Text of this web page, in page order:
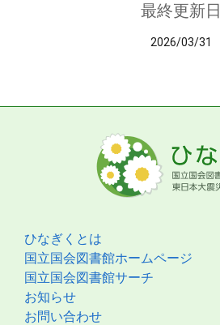
最終更新日
2026/03/31
ひなぎくとは
国立国会図書館ホームページ
国立国会図書館サーチ
お知らせ
お問い合わせ